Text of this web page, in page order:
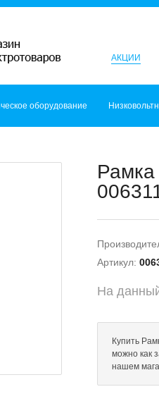
АКЦИИ
оборудование
Рамка
Артикул:
На
Купить
можно как
нашем